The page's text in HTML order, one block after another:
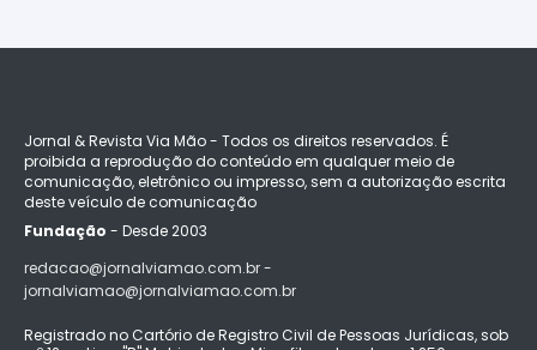
Jornal & Revista Via Mão - Todos os direitos reservados. É
proibida a reprodução do conteúdo em qualquer meio de
comunicação, eletrônico ou impresso, sem a autorização escrita
deste veículo de comunicação
Fundação - Desde 2003
redacao@jornalviamao.com.br -
jornalviamao@jornalviamao.com.br
Registrado no Cartório de Registro Civil de Pessoas Jurídicas, sob